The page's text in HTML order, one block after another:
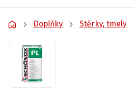
Doplňky Stěrky, tmely